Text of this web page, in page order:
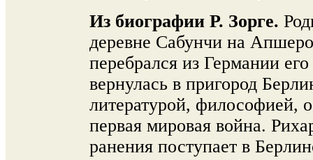
Из биографии Р. Зорге.
деревне Сабунчи на
перебрался из Германии
вернулась в пригород
литературой, философией,
первая мировая война.
ранения поступает в